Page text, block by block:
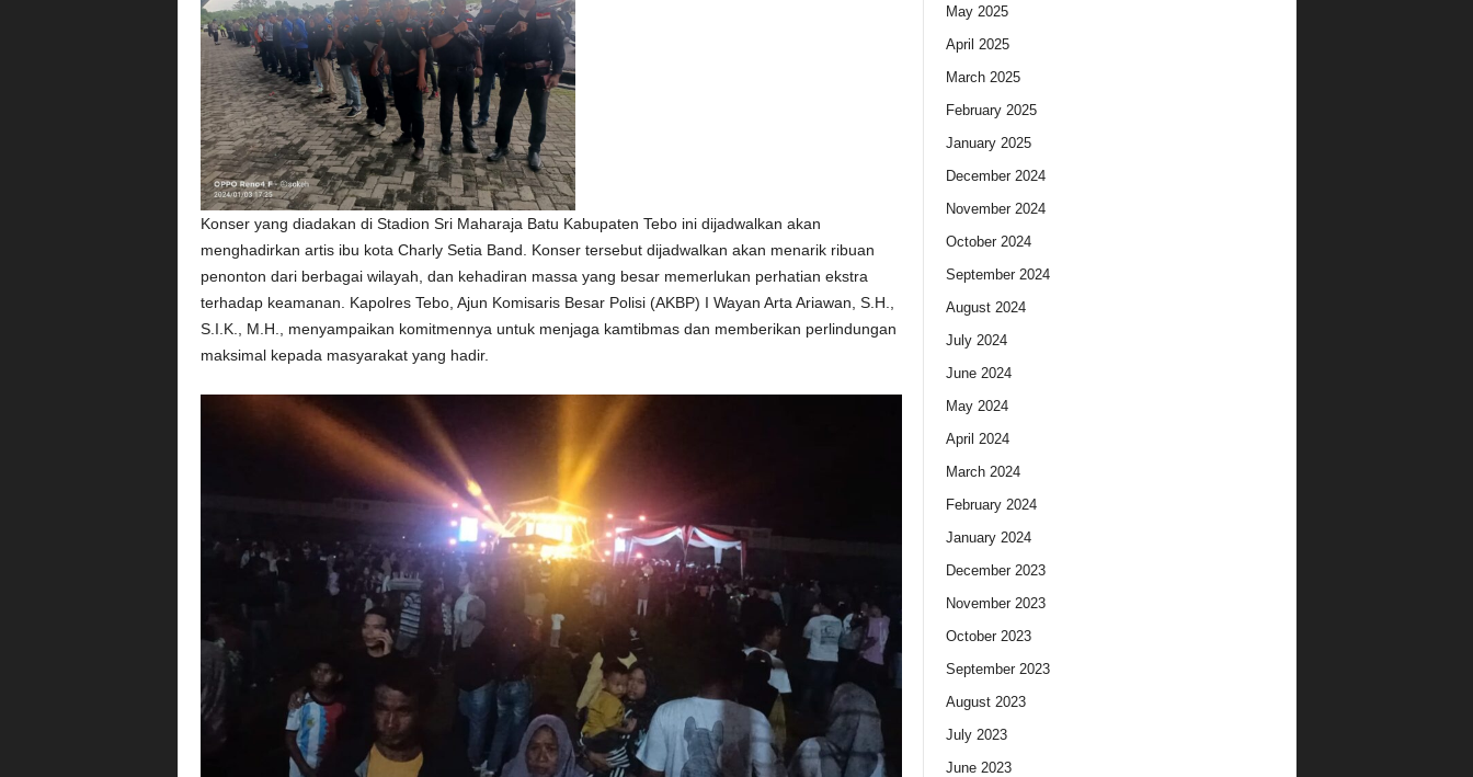
Konser yang diadakan di Stadion Sri Maharaja Batu Kabupaten Tebo ini dijadwalkan akan
menghadirkan artis ibu kota Charly Setia Band. Konser tersebut dijadwalkan akan menarik ribuan
penonton dari berbagai wilayah, dan kehadiran massa yang besar memerlukan perhatian ekstra
terhadap keamanan. Kapolres Tebo, Ajun Komisaris Besar Polisi (AKBP) I Wayan Arta Ariawan, S.H.,
S.I.K., M.H., menyampaikan komitmennya untuk menjaga kamtibmas dan memberikan perlindungan
maksimal kepada masyarakat yang hadir.
May 2025
April 2025
March 2025
February 2025
January 2025
December 2024
November 2024
October 2024
September 2024
August 2024
July 2024
June 2024
May 2024
April 2024
March 2024
February 2024
January 2024
December 2023
November 2023
October 2023
September 2023
August 2023
July 2023
June 2023